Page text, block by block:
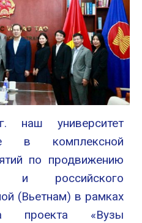
наш университет
в комплексной
по продвижению
и российского
(Вьетнам) в рамках
проекта «Вузы